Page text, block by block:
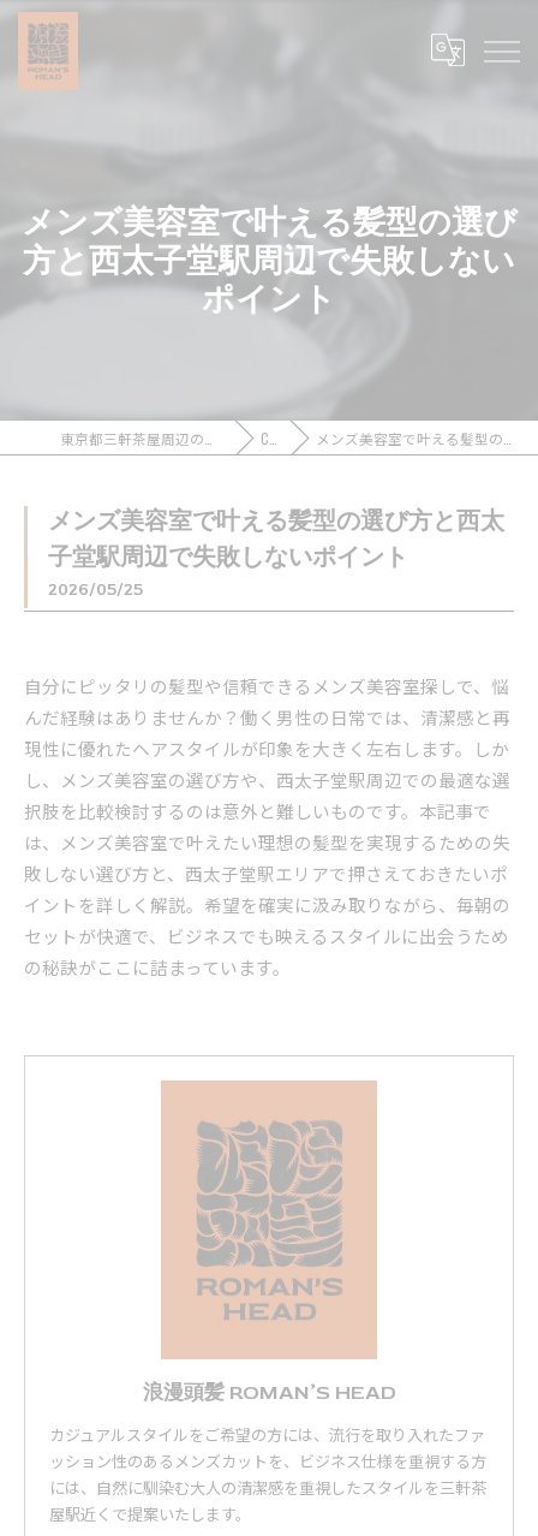
メンズ美容室で叶える髪型の選び
方と西太子堂駅周辺で失敗しない
ポイント
COLUMN メンズ美容室で叶える髪型の選び方と西太子堂駅周辺で失敗しないポイント
メンズ美容室で叶える髪型の選び方と西太
子堂駅周辺で失敗しないポイント
2026/05/25
自分にピッタリの髪型や信頼できるメンズ美容室探しで、悩
んだ経験はありませんか？働く男性の日常では、清潔感と再
現性に優れたヘアスタイルが印象を大きく左右します。しか
し、メンズ美容室の選び方や、西太子堂駅周辺での最適な選
択肢を比較検討するのは意外と難しいものです。本記事で
は、メンズ美容室で叶えたい理想の髪型を実現するための失
敗しない選び方と、西太子堂駅エリアで押さえておきたいポ
イントを詳しく解説。希望を確実に汲み取りながら、毎朝の
セットが快適で、ビジネスでも映えるスタイルに出会うため
の秘訣がここに詰まっています。
浪漫頭髪 ROMAN’S HEAD
カジュアルスタイルをご希望の方には、流行を取り入れたファ
ッション性のあるメンズカットを、ビジネス仕様を重視する方
には、自然に馴染む大人の清潔感を重視したスタイルを三軒茶
屋駅近くで提案いたします。